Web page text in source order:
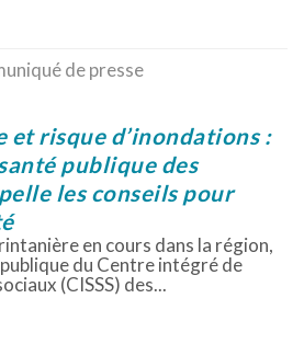
de presse
et risque d’inondations :
publique des
les conseils pour
en cours dans la région,
du Centre intégré de
(CISSS) des...